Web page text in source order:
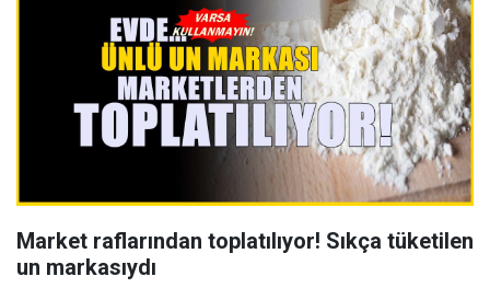
Market raflarından toplatılıyor! Sıkça tüketilen
un markasıydı